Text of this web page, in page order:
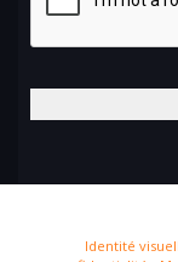
Identité